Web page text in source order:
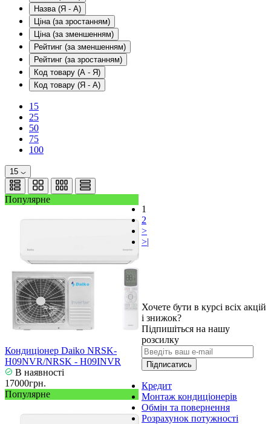
Назва (Я - А)
Ціна (за зростанням)
Ціна (за зменшенням)
Рейтинг (за зменшенням)
Рейтинг (за зростанням)
Код товару (А - Я)
Код товару (Я - А)
15
25
50
75
100
15
Популярне
Кондиціонер Daiko NRSK-
H09NVR/NRSK - H09INVR
В наявності
17000грн.
Популярне
1
2
>
>|
Хочете бути в курсі всіх акцій
і знижок?
Підпишіться на нашу
розсилку
Підписатись
Кредит
Монтаж кондиціонерів
Обмін та повернення
Розрахунок потужності